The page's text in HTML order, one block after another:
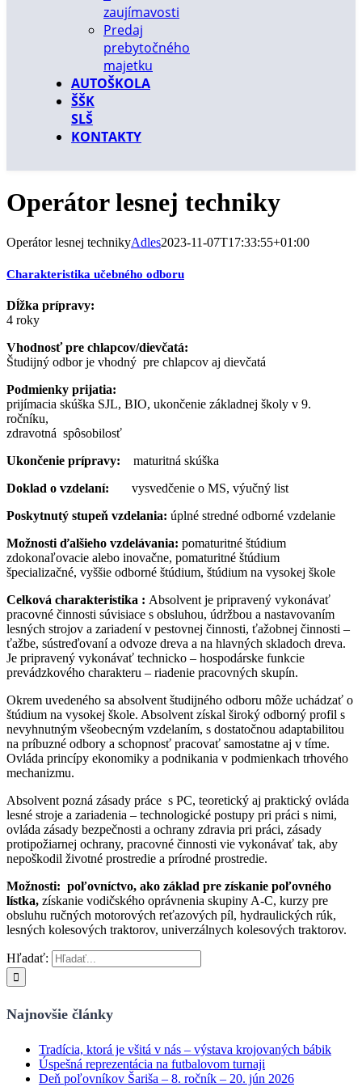
zaujímavosti
Predaj
prebytočného
majetku
AUTOŠKOLA
ŠŠK
SLŠ
KONTAKTY
Operátor lesnej techniky
Operátor lesnej technikyAdles2023-11-07T17:33:55+01:00
Charakteristika učebného odboru
Dĺžka prípravy:
4 roky
Vhodnosť pre chlapcov/dievčatá:
Študijný odbor je vhodný pre chlapcov aj dievčatá
Podmienky prijatia:
prijímacia skúška SJL, BIO, ukončenie základnej školy v 9.
ročníku,
zdravotná spôsobilosť
Ukončenie prípravy: maturitná skúška
Doklad o vzdelaní: vysvedčenie o MS, výučný list
Poskytnutý stupeň vzdelania: úplné stredné odborné vzdelanie
Možnosti ďalšieho vzdelávania: pomaturitné štúdium
zdokonaľovacie alebo inovačne, pomaturitné štúdium
špecializačné, vyššie odborné štúdium, štúdium na vysokej škole
Celková charakteristika : Absolvent je pripravený vykonávať
pracovné činnosti súvisiace s obsluhou, údržbou a nastavovaním
lesných strojov a zariadení v pestovnej činnosti, ťažobnej činnosti –
ťažbe, sústreďovaní a odvoze dreva a na hlavných skladoch dreva.
Je pripravený vykonávať technicko – hospodárske funkcie
prevádzkového charakteru – riadenie pracovných skupín.
Okrem uvedeného sa absolvent študijného odboru môže uchádzať o
štúdium na vysokej škole. Absolvent získal široký odborný profil s
nevyhnutným všeobecným vzdelaním, s dostatočnou adaptabilitou
na príbuzné odbory a schopnosť pracovať samostatne aj v tíme.
Ovláda princípy ekonomiky a podnikania v podmienkach trhového
mechanizmu.
Absolvent pozná zásady práce s PC, teoretický aj praktický ovláda
lesné stroje a zariadenia – technologické postupy pri práci s nimi,
ovláda zásady bezpečnosti a ochrany zdravia pri práci, zásady
protipožiarnej ochrany, pracovné činnosti vie vykonávať tak, aby
nepoškodil životné prostredie a prírodné prostredie.
Možnosti: poľovníctvo, ako základ pre získanie poľovného
lístka, získanie vodičského oprávnenia skupiny A-C, kurzy pre
obsluhu ručných motorových reťazových píl, hydraulických rúk,
lesných kolesových traktorov, univerzálnych kolesových traktorov.
Hľadať:
Najnovšie články
Tradícia, ktorá je všitá v nás – výstava krojovaných bábik
Úspešná reprezentácia na futbalovom turnaji
Deň poľovníkov Šariša – 8. ročník – 20. jún 2026